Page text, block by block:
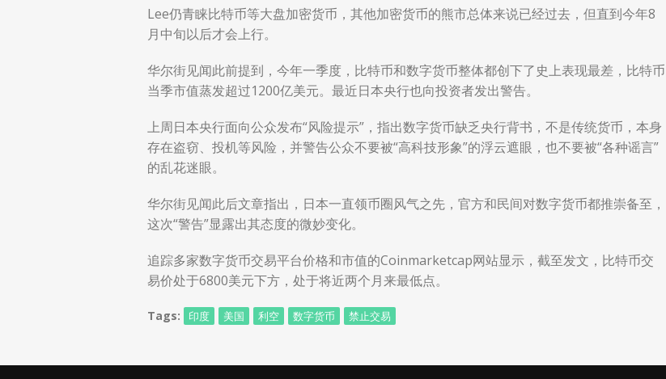
Lee仍青睐比特币等大盘加密货币，其他加密货币的熊市总体来说已经过去，但直到今年8
月中旬以后才会上行。
华尔街见闻此前提到，今年一季度，比特币和数字货币整体都创下了史上表现最差，比特币
当季市值蒸发超过1200亿美元。最近日本央行也向投资者发出警告。
上周日本央行面向公众发布“风险提示”，指出数字货币缺乏央行背书，不是传统货币，本身
存在盗窃、投机等风险，并警告公众不要被“高科技形象”的浮云遮眼，也不要被“各种谣言”
的乱花迷眼。
华尔街见闻此后文章指出，日本一直领币圈风气之先，官方和民间对数字货币都推崇备至，
这次“警告”显露出其态度的微妙变化。
追踪多家数字货币交易平台价格和市值的Coinmarketcap网站显示，截至发文，比特币交
易价处于6800美元下方，处于将近两个月来最低点。
Tags: 印度 美国 利空 数字货币 禁止交易